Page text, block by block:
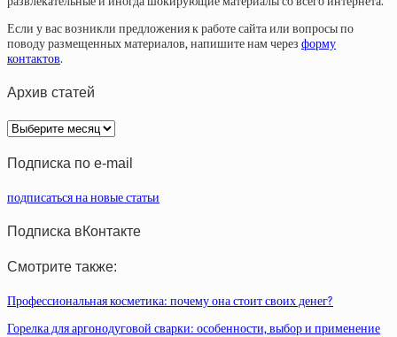
Если у вас возникли предложения к работе сайта или вопросы по
поводу размещенных материалов, напишите нам через форму
контактов.
Архив статей
Архив
статей
Подписка по e-mail
подписаться на новые статьи
Подписка вКонтакте
Смотрите также:
Профессиональная косметика: почему она стоит своих денег?
Горелка для аргонодуговой сварки: особенности, выбор и применение